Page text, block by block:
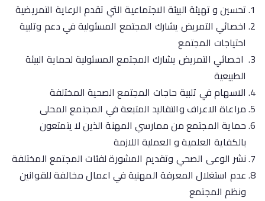
تحسين و تهيئة البيئة الاجتماعية التي تقدم الرعاية التمريضية
اخصائي التمريض يشارك المجتمع المسئولية في دعم وتلبية
احتياجات المجتمع
اخصائي التمريض يشارك المجتمع المسئولية لحماية البيئة
الطبيعية
الاسهام في تلبية حاجات المجتمع الصحية المختلفة
مراعاة الاعراف والتقاليد المتبعة في المجتمع المحلى
حماية المجتمع من ممارسي المهنة الذين لا يتمتعون
بالكفاية العلمية و العملية اللازمة
نشر الوعى الصحي وتقديم المشورة لفئات المجتمع المختلفة
عدم استغلال المعرفة المهنية في اعمال مخالفة للقوانين
ونظم المجتمع